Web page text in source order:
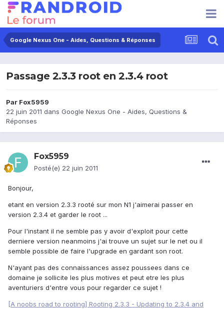
Google Nexus One - Aides, Questions & Réponses
Passage 2.3.3 root en 2.3.4 root
Par Fox5959
22 juin 2011 dans Google Nexus One - Aides, Questions &
Réponses
Fox5959
Posté(e) 22 juin 2011
Bonjour,
etant en version 2.3.3 rooté sur mon N1 j'aimerai passer en
version 2.3.4 et garder le root ...
Pour l'instant il ne semble pas y avoir d'exploit pour cette
derniere version neanmoins j'ai trouve un sujet sur le net ou il
semble possible de faire l'upgrade en gardant son root.
N'ayant pas des connaissances assez poussees dans ce
domaine je sollicite les plus motives et peut etre les plus
aventuriers d'entre vous pour regarder ce sujet !
[A noobs road to rooting] Rooting 2.3.3 - Updating to 2.3.4 and